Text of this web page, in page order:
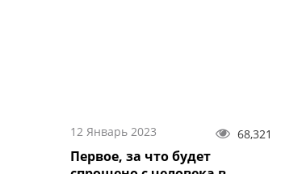
12 Январь 2023 68,321
Первое, за что будет